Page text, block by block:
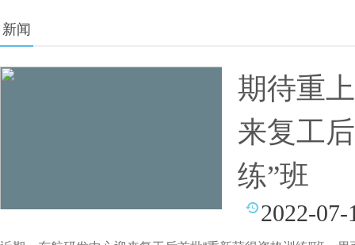
新闻
期待重
来复工
练”班
2022-07-